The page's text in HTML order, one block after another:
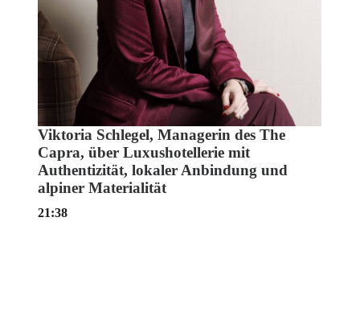
Viktoria Schlegel, Managerin des The
Capra, über Luxushotellerie mit
Authentizität, lokaler Anbindung und
alpiner Materialität
21:38